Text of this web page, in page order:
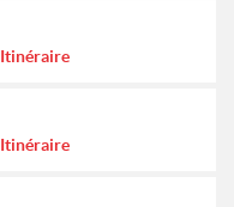
Itinéraire
Itinéraire